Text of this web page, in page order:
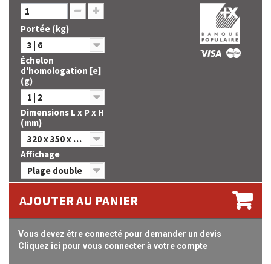
Portée (kg)
3 | 6
Échelon
d'homologation [e]
(g)
1 | 2
Dimensions L x P x H
(mm)
320 x 350 x 125
Affichage
Plage double
AJOUTER AU PANIER
Vous devez être connecté pour demander un devis
Cliquez ici pour vous connecter à votre compte